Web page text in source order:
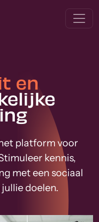
en
platform voor
kennis,
met een sociaal
doelen.